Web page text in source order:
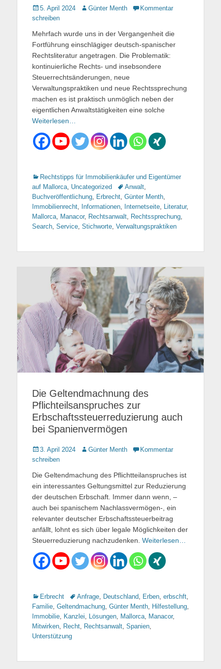
Gepostet
am
5. April 2024 AutorGünter Menth
Kommentar
schreiben
Mehrfach wurde uns in der Vergangenheit die
Fortführung einschlägiger deutsch-spanischer
Rechtsliteratur angetragen. Die Problematik:
kontinuierliche Rechts- und insebsondere
Steuerrechtsänderungen, neue
Verwaltungspraktiken und neue Rechtssprechung
machen es ist praktisch unmöglich neben der
eigentlichen Anwaltstätigkeiten eine solche
Weiterlesen…
Kategorien
Rechtstipps für Immobilienkäufer und Eigentümer
auf Mallorca, Uncategorized TagsAnwalt,
Buchveröffentlichung, Erbrecht, Günter Menth,
Immobilienrecht, Informationen, Internetseite, Literatur,
Mallorca, Manacor, Rechtsanwalt, Rechtssprechung,
Search, Service, Stichworte, Verwaltungspraktiken
Die Geltendmachnung des
Pflichteilsanspruches zur
Erbschaftssteuerreduzierung auch
bei Spanienvermögen
Gepostet
am
3. April 2024 AutorGünter Menth
Kommentar
schreiben
Die Geltendmachung des Pflichtteilanspruches ist
ein interessantes Geltungsmittel zur Reduzierung
der deutschen Erbschaft. Immer dann wenn, –
auch bei spanischem Nachlassvermögen-, ein
relevanter deutscher Erbschaftssteuerbeitrag
anfällt, lohnt es sich über legale Möglichkeiten der
Steuerreduzierung nachzudenken. Weiterlesen…
Kategorien
Erbrecht TagsAnfrage, Deutschland, Erben, erbschft,
Familie, Geltendmachung, Günter Menth, Hilfestellung,
Immobilie, Kanzlei, Lösungen, Mallorca, Manacor,
Mitwirken, Recht, Rechtsanwalt, Spanien,
Unterstützung